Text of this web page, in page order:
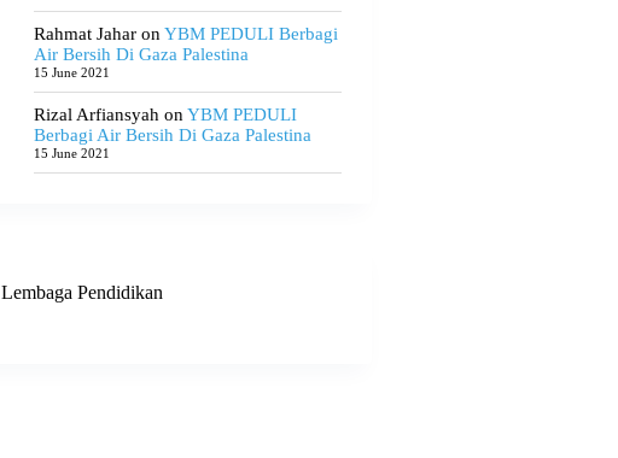
Rahmat JaharonYBM PEDULI Berbagi
Air Bersih Di Gaza Palestina
15 June 2021
Rizal ArfiansyahonYBM PEDULI
Berbagi Air Bersih Di Gaza Palestina
15 June 2021
Lembaga Pendidikan